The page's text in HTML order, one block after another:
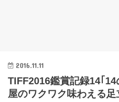
2016.11.11
TIFF2016鑑賞記録14｢
屋のワクワク味わえる